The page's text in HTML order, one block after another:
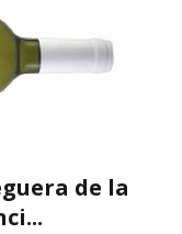
de la